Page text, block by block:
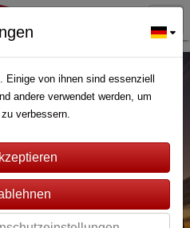
Einige von ihnen sind essenziell
andere verwendet werden, um
verbessern.